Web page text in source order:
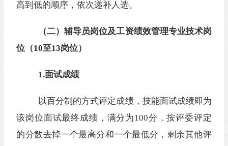
高到低的顺序，依次递补人选。
（二）辅导员岗位及工资绩效管理专业技术岗
位（10至13岗位）
1.面试成绩
以百分制的方式评定成绩，技能面试成绩即为
该岗位面试最终成绩， 满分为100分，按评委评定
的分数去掉一个最高分和一个最低分，剩余其他评